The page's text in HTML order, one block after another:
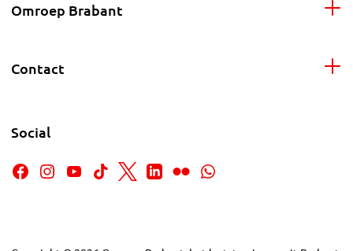
Omroep Brabant
Contact
Social